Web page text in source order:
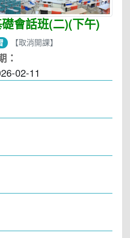
會話班(二)(下午)
【取消開課】
：
02-11